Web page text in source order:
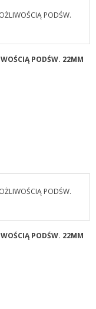
PODŚW. 22MM
PODŚW. 22MM